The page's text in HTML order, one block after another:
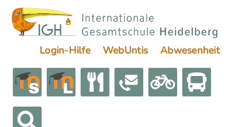
Login-Hilfe WebUntis Abwesenheit